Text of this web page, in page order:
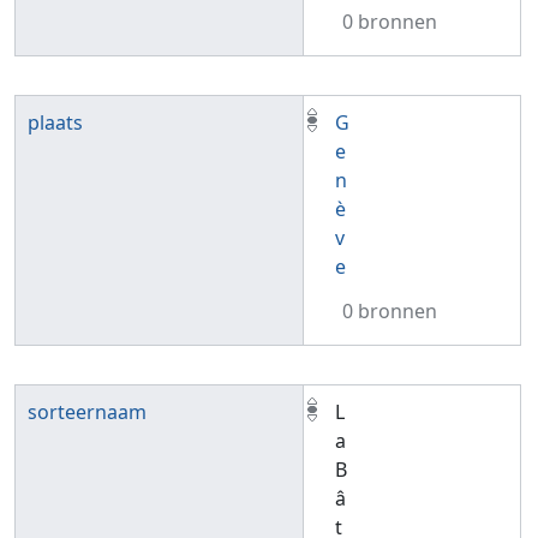
0 bronnen
plaats
G
e
n
è
v
e
0 bronnen
sorteernaam
L
a
B
â
t